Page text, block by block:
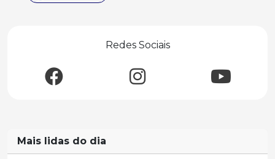
Redes Sociais
Mais lidas do dia